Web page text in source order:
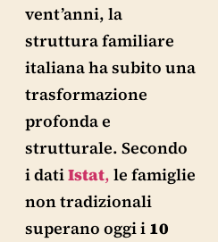
vent’anni, la
struttura familiare
italiana ha subito una
trasformazione
profonda e
strutturale. Secondo
i datiIstat, le famiglie
non tradizionali
superano oggi i 10